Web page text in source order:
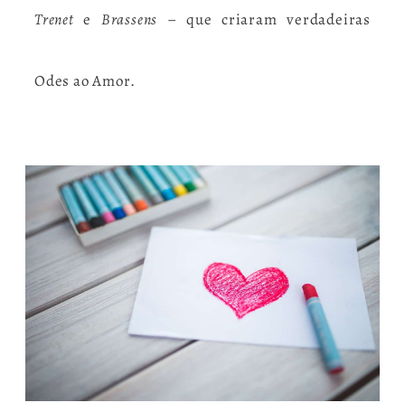
Trenete Brassens – que criaram verdadeiras
Odes ao Amor.